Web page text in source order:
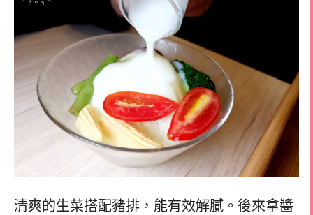
清爽的生菜搭配豬排，能有效解膩。 後來拿醬